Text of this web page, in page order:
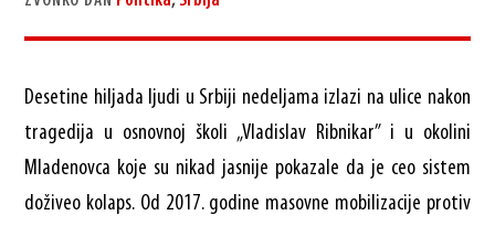
Desetine hiljada ljudi u Srbiji nedeljama izlazi na ulice nakon
tragedija u osnovnoj školi „Vladislav Ribnikar” i u okolini
Mladenovca koje su nikad jasnije pokazale da je ceo sistem
doživeo kolaps. Od 2017. godine masovne mobilizacije protiv